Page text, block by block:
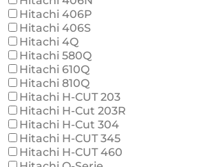
Hitachi 406P
Hitachi 406S
Hitachi 4Q
Hitachi 580Q
Hitachi 610Q
Hitachi 810Q
Hitachi H-CUT 203
Hitachi H-Cut 203R
Hitachi H-Cut 304
Hitachi H-CUT 345
Hitachi H-CUT 460